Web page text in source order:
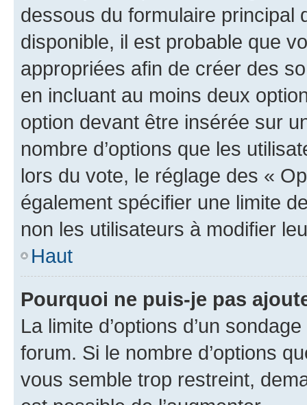
dessous du formulaire principal
disponible, il est probable que
appropriées afin de créer des
en incluant au moins deux
option devant être insérée sur
nombre d’options que les
lors du vote, le réglage des «
également spécifier une limite
non les utilisateurs à modifier
Haut
Pourquoi ne puis-je pas
La limite d’options d’un
forum. Si le nombre d’options
vous semble trop restreint,